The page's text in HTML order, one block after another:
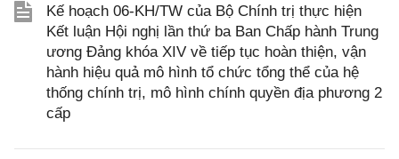
Kế hoạch 06-KH/TW của Bộ Chính trị thực hiện
Kết luận Hội nghị lần thứ ba Ban Chấp hành Trung
ương Đảng khóa XIV về tiếp tục hoàn thiện, vận
hành hiệu quả mô hình tổ chức tổng thể của hệ
thống chính trị, mô hình chính quyền địa phương 2
cấp